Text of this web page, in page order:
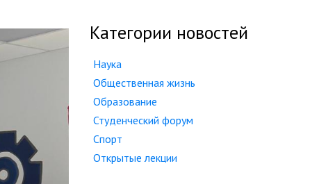
Категории новостей
Наука
Общественная жизнь
Образование
Студенческий форум
Спорт
Открытые лекции